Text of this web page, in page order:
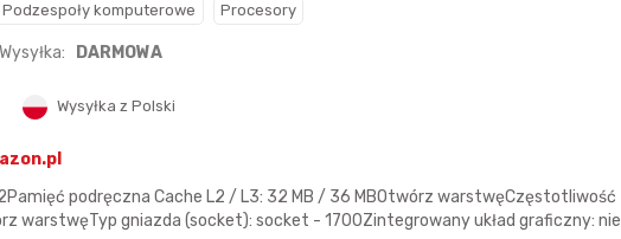
Podzespoły komputerowe Procesory
Wysyłka: DARMOWA
Wysyłka z Polski
podręczna Cache L2 / L3: 32 MB / 36 MBOtwórz warstwęCzęstotliwość
warstwęTyp gniazda (socket): socket - 1700Zintegrowany układ graficzny: nie
Karta podarunkowa
Allegro 150zł